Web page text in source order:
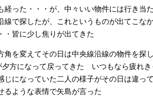
経った・・・が、中々いい物件には行き
線で探したが、これというものが出てこ
・皆に少し焦りが出てきた
角を変えてその日は中央線沿線の物件を探
夕方になって戻ってきた いつもなら疲れき
じになっていた二人の様子がその日は違
るような表情で矢島が言った